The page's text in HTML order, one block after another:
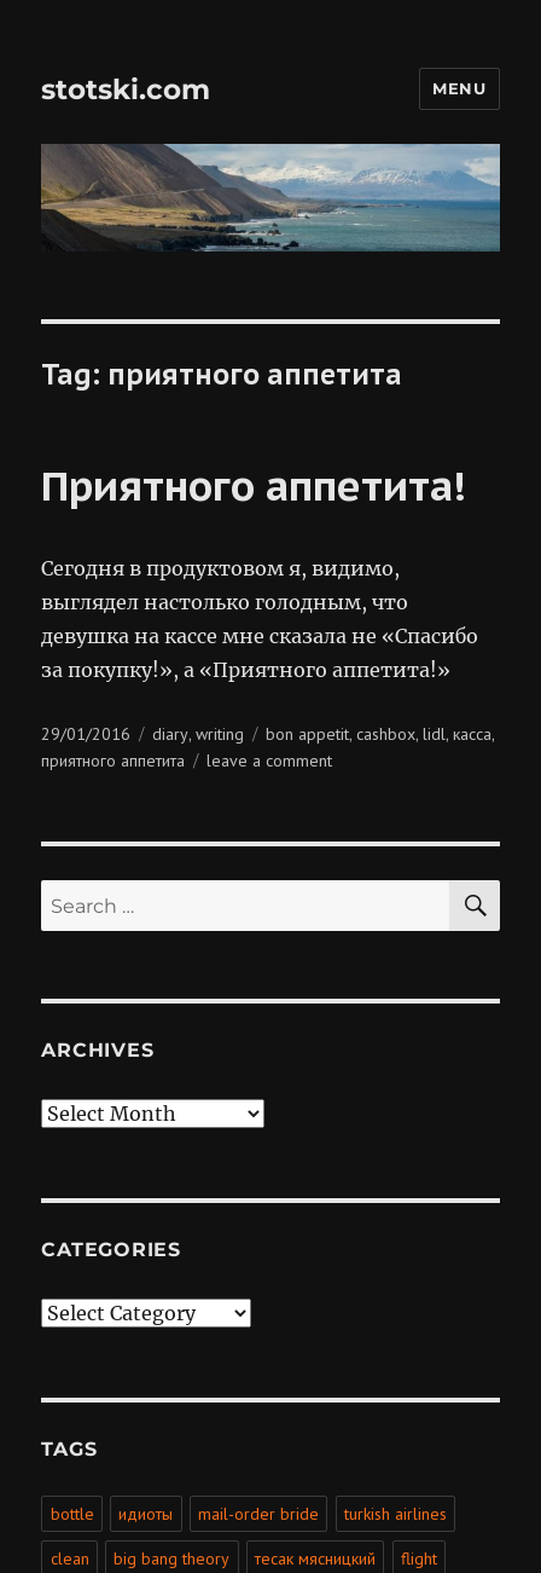
stotski.com MENU
Tag: приятного аппетита
Приятного аппетита!
Сегодня в продуктовом я, видимо,
выглядел настолько голодным, что
девушка на кассе мне сказала не «Спасибо
за покупку!», а «Приятного аппетита!»
Posted
on
29/01/2016 Categories
diary,writing Tags
bon appetit,cashbox,lidl,касса,
приятного аппетита leave a commenton
Search
for:
ARCHIVES
Archives
CATEGORIES
Categories
TAGS
bottle идиоты mail-order bride turkish airlines
clean big bang theory тесак мясницкий flight